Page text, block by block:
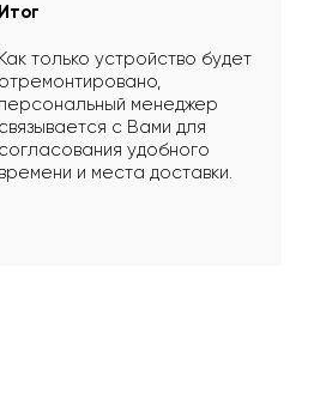
Итог
Как только устройство будет
отремонтировано,
персональный менеджер
связывается с Вами для
согласования удобного
времени и места доставки.